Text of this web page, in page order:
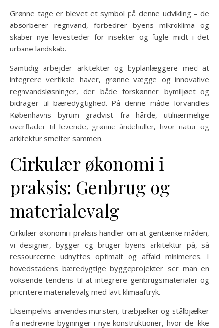
Grønne tage er blevet et symbol på denne udvikling – de
absorberer regnvand, forbedrer byens mikroklima og
skaber nye levesteder for insekter og fugle midt i det
urbane landskab.
Samtidig arbejder arkitekter og byplanlæggere med at
integrere vertikale haver, grønne vægge og innovative
regnvandsløsninger, der både forskønner bymiljøet og
bidrager til bæredygtighed. På denne måde forvandles
Københavns byrum gradvist fra hårde, utilnærmelige
overflader til levende, grønne åndehuller, hvor natur og
arkitektur smelter sammen.
Cirkulær økonomi i
praksis: Genbrug og
materialevalg
Cirkulær økonomi i praksis handler om at gentænke måden,
vi designer, bygger og bruger byens arkitektur på, så
ressourcerne udnyttes optimalt og affald minimeres. I
hovedstadens bæredygtige byggeprojekter ser man en
voksende tendens til at integrere genbrugsmaterialer og
prioritere materialevalg med lavt klimaaftryk.
Eksempelvis anvendes mursten, træbjælker og stålbjælker
fra nedrevne bygninger i nye konstruktioner, hvor de ikke